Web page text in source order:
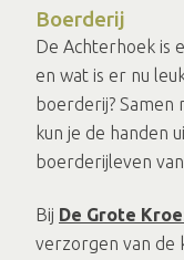
Boerderij
De Achterhoek is
en wat is er nu
boerderij? Samen
kun je de handen
boerderijleven
Bij De Grote
verzorgen van de